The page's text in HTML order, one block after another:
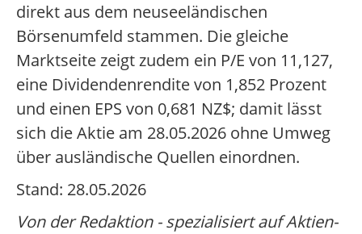
direkt aus dem neuseeländischen
Börsenumfeld stammen. Die gleiche
Marktseite zeigt zudem ein P/E von 11,127,
eine Dividendenrendite von 1,852 Prozent
und einen EPS von 0,681 NZ$; damit lässt
sich die Aktie am 28.05.2026 ohne Umweg
über ausländische Quellen einordnen.
Stand: 28.05.2026
Von der Redaktion - spezialisiert auf Aktien-